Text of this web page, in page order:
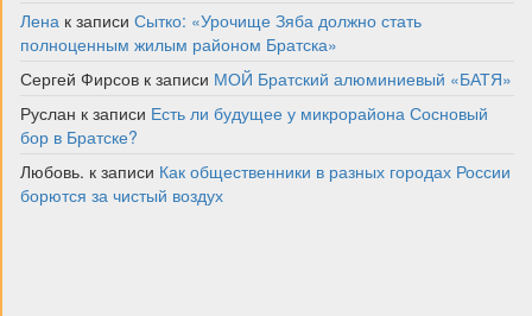
Лена к записи Сытко: «Урочище Зяба должно стать
полноценным жилым районом Братска»
Сергей Фирсов к записи МОЙ Братский алюминиевый «БАТЯ»
Руслан к записи Есть ли будущее у микрорайона Сосновый
бор в Братске?
Любовь. к записи Как общественники в разных городах России
борются за чистый воздух